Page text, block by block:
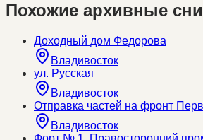
Похожие архивные
Доходный дом Федорова
Владивосток
ул. Русская
Владивосток
Отправка частей на фронт
Владивосток